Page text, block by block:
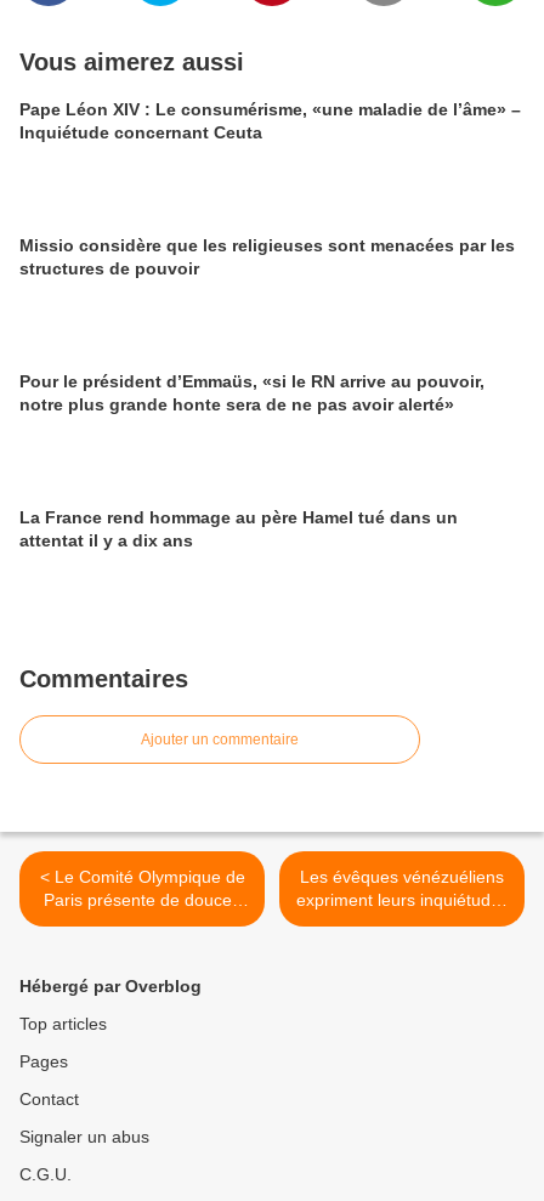
Vous aimerez aussi
Pape Léon XIV : Le consumérisme, «une maladie de l’âme» –
Inquiétude concernant Ceuta
Missio considère que les religieuses sont menacées par les
structures de pouvoir
Pour le président d’Emmaüs, «si le RN arrive au pouvoir,
notre plus grande honte sera de ne pas avoir alerté»
La France rend hommage au père Hamel tué dans un
attentat il y a dix ans
Commentaires
Ajouter un commentaire
< Le Comité Olympique de
Paris présente de douces
excuses pour la parodie
Les évêques vénézuéliens
expriment leurs inquiétudes
face aux résultats contestés
Hébergé par Overblog
Top articles
Pages
Contact
Signaler un abus
C.G.U.